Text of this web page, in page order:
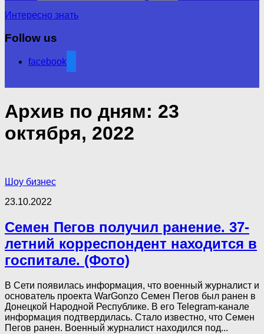
Интересно знать
Follow us
facebook
Архив по дням: 23
октября, 2022
Шоу бизнес
23.10.2022
Семен Пегов получил ранение. 37-
летний корреспондент находится в
госпитале. (Фото)
В Сети появилась информация, что военный журналист и
основатель проекта WarGonzo Семен Пегов был ранен в
Донецкой Народной Республике. В его Telegram-канале
информация подтвердилась. Стало известно, что Семен
Пегов ранен. Военный журналист находился под...